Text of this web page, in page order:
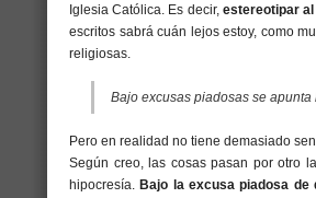
Iglesia Católica. Es decir, estereotipar
escritos sabrá cuán lejos estoy, como
religiosas.
Bajo excusas piadosas se
Pero en realidad no tiene demasiado
Según creo, las cosas pasan por otro
hipocresía. Bajo la excusa piadosa